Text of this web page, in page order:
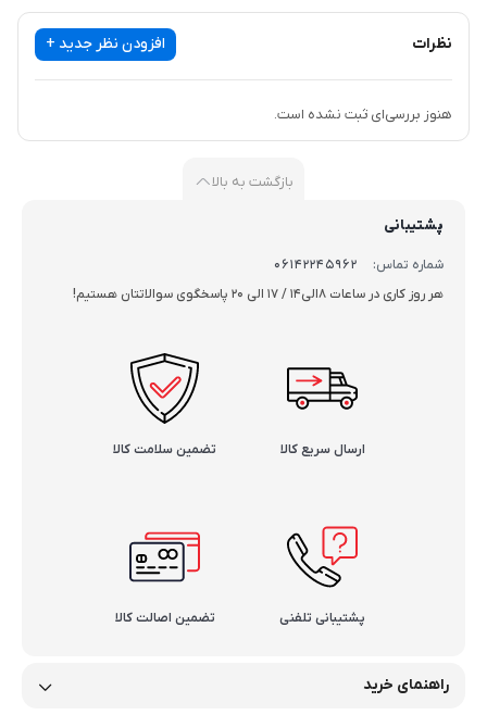
نظرات افزودن نظر جدید +
هنوز بررسی‌ای ثبت نشده است.
بازگشت به بالا
پشتیبانی
شماره تماس:
06142245962
هر روز کاری در ساعات 8الی14 / 17 الی 20 پاسخگوی سوالاتتان هستیم!
ارسال سریع کالا تضمین سلامت کالا
پشتیبانی تلفنی تضمین اصالت کالا
راهنمای خرید